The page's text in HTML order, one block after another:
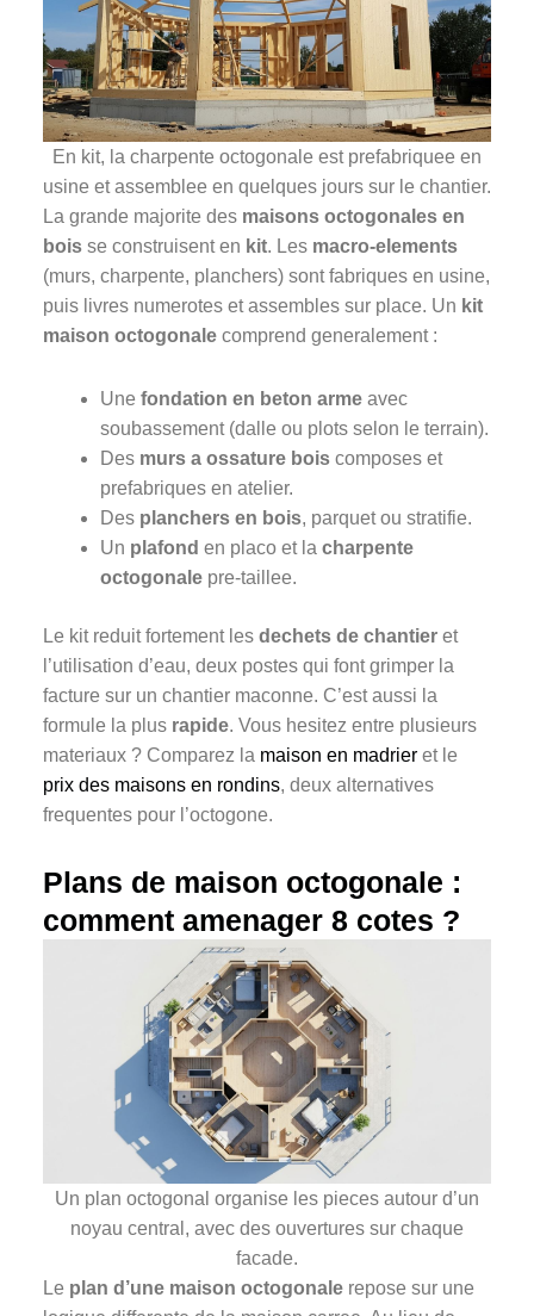
En kit, la charpente octogonale est prefabriquee en
usine et assemblee en quelques jours sur le chantier.
La grande majorite des maisons octogonales en
bois se construisent en kit. Les macro-elements
(murs, charpente, planchers) sont fabriques en usine,
puis livres numerotes et assembles sur place. Un kit
maison octogonale comprend generalement :
Une fondation en beton arme avec
soubassement (dalle ou plots selon le terrain).
Des murs a ossature bois composes et
prefabriques en atelier.
Des planchers en bois, parquet ou stratifie.
Un plafond en placo et la charpente
octogonale pre-taillee.
Le kit reduit fortement les dechets de chantier et
l’utilisation d’eau, deux postes qui font grimper la
facture sur un chantier maconne. C’est aussi la
formule la plus rapide. Vous hesitez entre plusieurs
materiaux ? Comparez la maison en madrier et le
prix des maisons en rondins, deux alternatives
frequentes pour l’octogone.
Plans de maison octogonale :
comment amenager 8 cotes ?
Un plan octogonal organise les pieces autour d’un
noyau central, avec des ouvertures sur chaque
facade.
Le plan d’une maison octogonale repose sur une